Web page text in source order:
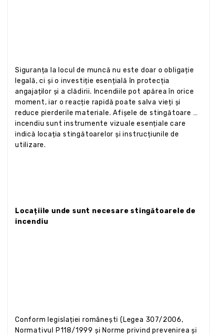
Siguranța la locul de muncă nu este doar o obligație
legală, ci și o investiție esențială în protecția
angajaților și a clădirii. Incendiile pot apărea în orice
moment, iar o reacție rapidă poate salva vieți și
reduce pierderile materiale. Afișele de stingătoare de
incendiu sunt instrumente vizuale esențiale care
indică locația stingătoarelor și instrucțiunile de
utilizare.
Locațiile unde sunt necesare stingătoarele de
incendiu
Conform legislației românești (Legea 307/2006,
Normativul P118/1999 și Norme privind prevenirea și